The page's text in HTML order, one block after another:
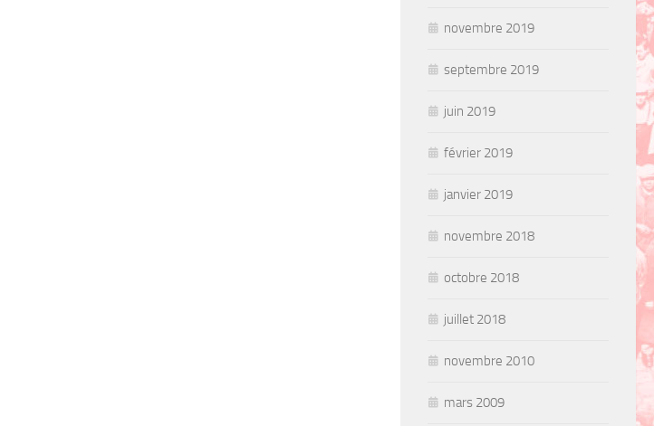
novembre 2019
septembre 2019
juin 2019
février 2019
janvier 2019
novembre 2018
octobre 2018
juillet 2018
novembre 2010
mars 2009